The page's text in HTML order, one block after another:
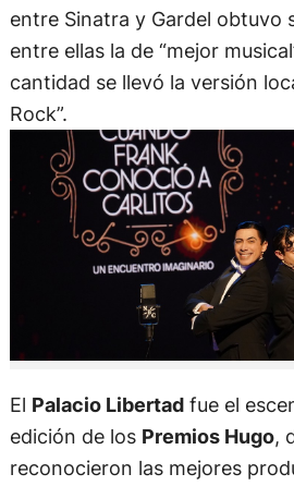
entre Sinatra y Gardel obtuvo
entre ellas la de “mejor
cantidad se llevó la versión
Rock”.
El Palacio Libertadfue el
edición de los Premios Hugo,
reconocieron las mejores